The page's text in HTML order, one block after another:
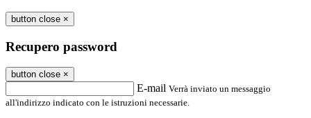
button close ×
Recupero password
button close ×
E-mail Verrà inviato un messaggio
all'indirizzo indicato con le istruzioni necessarie.